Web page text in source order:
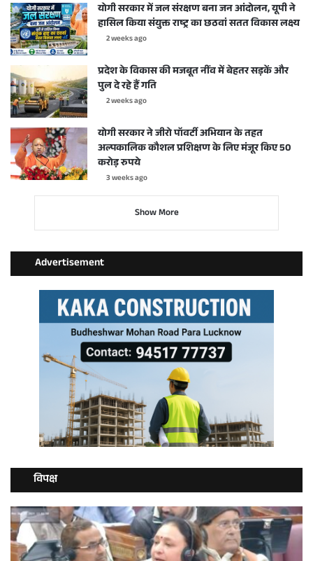
योगी सरकार में जल संरक्षण बना जन आंदोलन, यूपी ने
हासिल किया संयुक्त राष्ट्र का छठवां सतत विकास लक्ष्य
2 weeks ago
प्रदेश के विकास की मजबूत नींव में बेहतर सड़कें और
पुल दे रहे हैं गति
2 weeks ago
योगी सरकार ने जीरो पॉवर्टी अभियान के तहत
अल्पकालिक कौशल प्रशिक्षण के लिए मंजूर किए 50
करोड़ रुपये
3 weeks ago
Show More
Advertisement
विपक्ष